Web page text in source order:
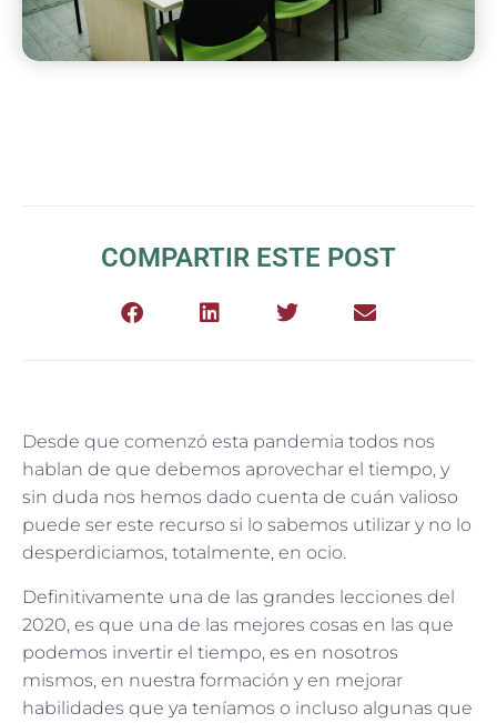
COMPARTIR ESTE POST
Desde que comenzó esta pandemia todos nos
hablan de que debemos aprovechar el tiempo, y
sin duda nos hemos dado cuenta de cuán valioso
puede ser este recurso si lo sabemos utilizar y no lo
desperdiciamos, totalmente, en ocio.
Definitivamente una de las grandes lecciones del
2020, es que una de las mejores cosas en las que
podemos invertir el tiempo, es en nosotros
mismos, en nuestra formación y en mejorar
habilidades que ya teníamos o incluso algunas que